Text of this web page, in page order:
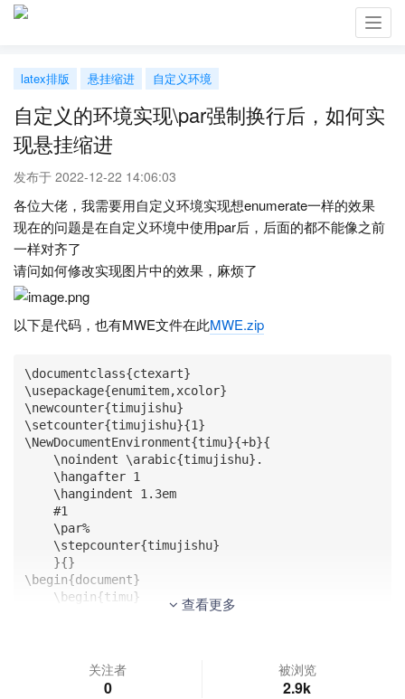
latex排版 悬挂缩进 自定义环境
自定义的环境实现\par强制换行后，如何实
现悬挂缩进
发布于 2022-12-22 14:06:03
各位大佬，我需要用自定义环境实现想enumerate一样的效果
现在的问题是在自定义环境中使用par后，后面的都不能像之前
一样对齐了
请问如何修改实现图片中的效果，麻烦了
以下是代码，也有MWE文件在此MWE.zip
\documentclass{ctexart}
\usepackage{enumitem,xcolor}
\newcounter{timujishu}
\setcounter{timujishu}{1}
\NewDocumentEnvironment{timu}{+b}{
\begin{document}
长一个很长很长一个很长很长一个很长很长一个很长很长一个很
查看更多
关注者
0
被浏览
2.9k